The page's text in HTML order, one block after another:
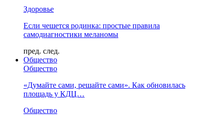
Здоровье
Если чешется родинка: простые правила
самодиагностики меланомы
пред. след.
Общество
Общество
«Думайте сами, решайте сами». Как обновилась
площадь у КДЦ…
Общество